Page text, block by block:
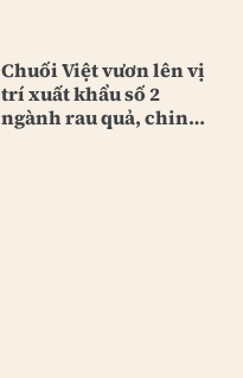
Chuối Việt vươn lên vị
trí xuất khẩu số 2
ngành rau quả, chinh